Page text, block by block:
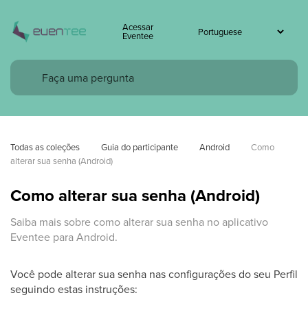
Acessar
Eventee
Todas as coleções Guia do participante Android
Como
alterar sua senha (Android)
Como alterar sua senha (Android)
Saiba mais sobre como alterar sua senha no aplicativo
Eventee para Android.
Você pode alterar sua senha nas configurações do seu Perfil
seguindo estas instruções: